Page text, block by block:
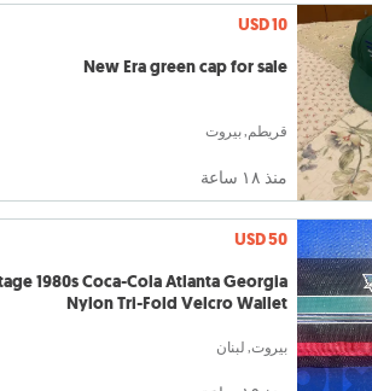
USD 10
New Era green cap for sale
قريطم, بيروت
منذ ١٨ ساعة
USD 50
1980s Coca-Cola Atlanta Georgia
Nylon Tri-Fold Velcro Wallet
بيروت, لبنان